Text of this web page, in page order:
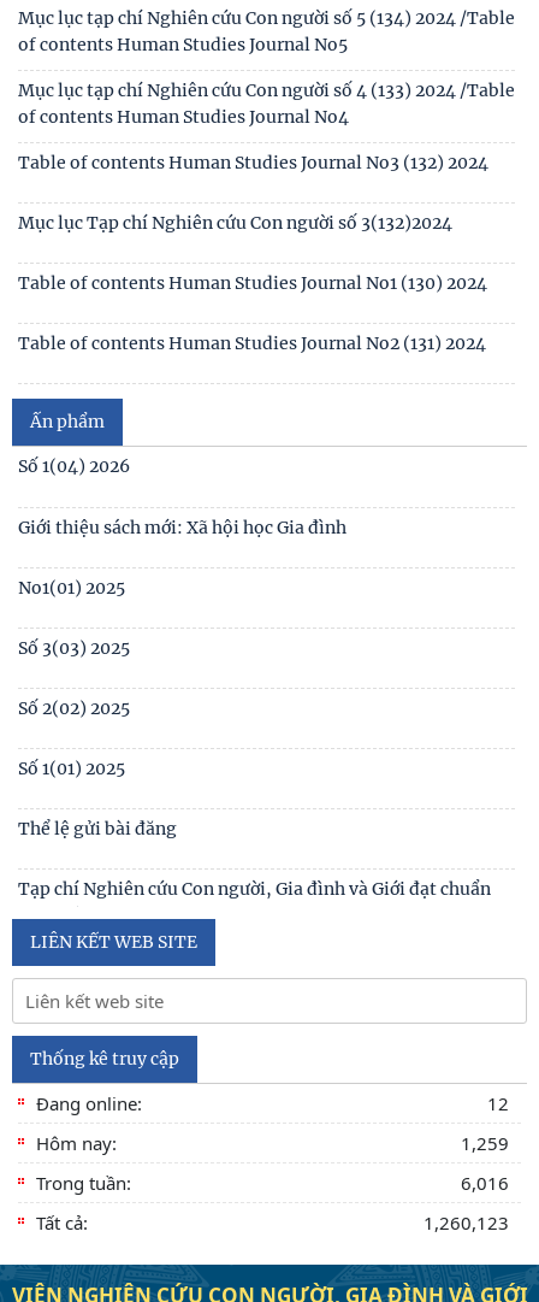
Mục lục Tạp chí Nghiên cứu Con người số 3(132)2024
Table of contents Human Studies Journal No1 (130) 2024
Table of contents Human Studies Journal No2 (131) 2024
Mục lục Tạp chí Nghiên cứu Con người số 2(131) năm 2024
Mục lục Tạp chí Nghiên cứu Con người số 1(130) năm 2024
Table of contents Human Studies Journal No. 5 (128) (2023)
Ấn phẩm
Số 1(04) 2026
Giới thiệu sách mới: Xã hội học Gia đình
No1(01) 2025
Số 3(03) 2025
Số 2(02) 2025
Số 1(01) 2025
Thể lệ gửi bài đăng
Tạp chí Nghiên cứu Con người, Gia đình và Giới đạt chuẩn
trong lành, bền vững (Lê Hồng Hạnh
LIÊN KẾT WEB SITE
Thống kê truy cập
Đang online:
12
Hôm nay:
1,259
Trong tuần:
6,016
Tất cả:
1,260,123
VIỆN NGHIÊN CỨU CON NGƯỜI, GIA ĐÌNH VÀ GIỚI